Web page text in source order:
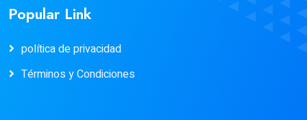
Popular Link
política de privacidad
Términos y Condiciones